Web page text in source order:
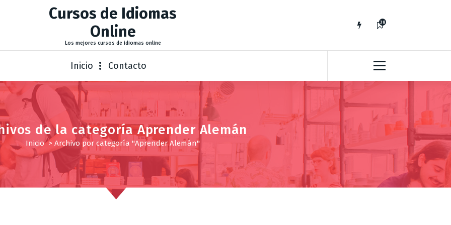
Cursos de Idiomas
Online
Los mejores cursos de idiomas online
38
7
Inicio Contacto
de la categoría Aprender Alemán
Inicio> Archivo por categoría "Aprender Alemán"